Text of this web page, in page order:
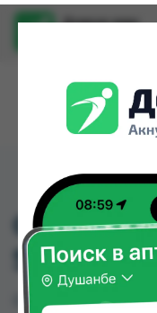
Доруи ман
CONTOURED LS